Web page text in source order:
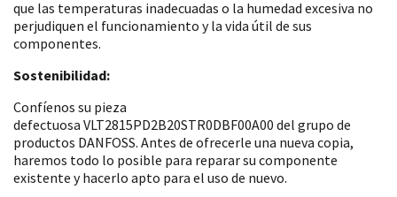
que las temperaturas inadecuadas o la humedad excesiva no
perjudiquen el funcionamiento y la vida útil de sus
componentes.
Sostenibilidad:
Confíenos su pieza
defectuosa VLT2815PD2B20STR0DBF00A00 del grupo de
productos DANFOSS. Antes de ofrecerle una nueva copia,
haremos todo lo posible para reparar su componente
existente y hacerlo apto para el uso de nuevo.